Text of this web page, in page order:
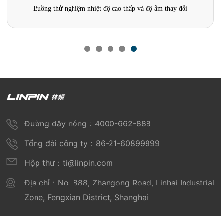
Buồng thử nghiệm nhiệt độ cao thấp và độ ẩm thay đổi
Đường dây nóng：4000-662-888
Tổng đài công ty：86-21-60899999
Hộp thư：ti@linpin.com
Địa chỉ：No. 888, Zhangong Road, Linhai Industrial
Zone, Fengxian District, Shanghai